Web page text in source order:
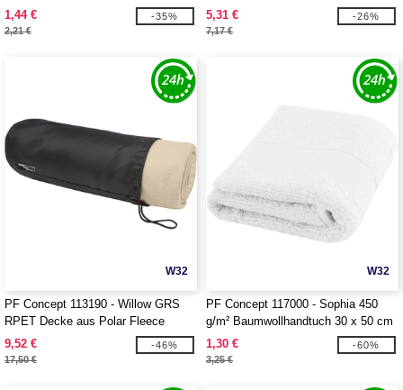
1,44 €
2,21 €
-35%
5,31 €
7,17 €
-26%
W32
PF Concept 113190 - Willow GRS
RPET Decke aus Polar Fleece
9,52 €
17,50 €
-46%
W32
PF Concept 117000 - Sophia 450
g/m² Baumwollhandtuch 30 x 50 cm
1,30 €
3,25 €
-60%